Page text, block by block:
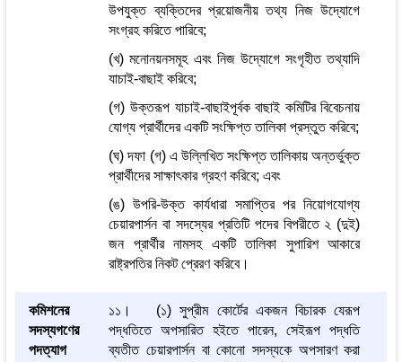
উপযুক্ত ব্যক্তিদের প্রয়োজনীয় তথ্য নিজ উদ্যোগে
সংগ্রহ করিতে পারিবে;
(খ) মনোনয়নসমূহ এবং নিজ উদ্যোগে সংগৃহীত তথ্যাদি
যাচাই-বাছাই করিবে;
(গ) উক্তরূপ যাচাই-বাছাইপূর্বক বাছাই কমিটির বিবেচনায়
যোগ্য প্রার্থীদের একটি সংক্ষিপ্ত তালিকা প্রস্তুত করিবে;
(ঘ) দফা (গ) এ উল্লিখিত সংক্ষিপ্ত তালিকায় অন্তর্ভুক্ত
প্রার্থীদের সাক্ষাৎকার গ্রহণ করিবে; এবং
(ঙ) উপরি-উক্ত কার্যধারা সমাপ্তির পর নিয়োগযোগ্য
চেয়ারপার্সন বা সদস্যের প্রতিটি পদের বিপরীতে ২ (দুই)
জন প্রার্থীর নামসহ একটি তালিকা সুপারিশ আকারে
রাষ্ট্রপতির নিকট প্রেরণ করিবে।
কমিশনের
সদস্যগণের
পদত্যাগ
১১। (১) সুপ্রীম কোর্টের একজন বিচারক যেরূপ
পদ্ধতিতে অপসারিত হইতে পারেন, সেইরূপ পদ্ধতি
ব্যতীত চেয়ারপার্সন বা কোনো সদস্যকে অপসারণ করা